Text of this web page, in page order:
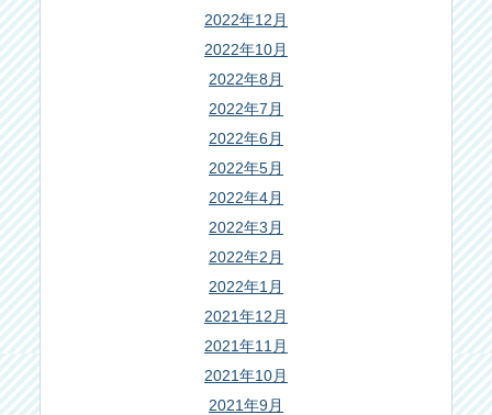
2022年12月
2022年10月
2022年8月
2022年7月
2022年6月
2022年5月
2022年4月
2022年3月
2022年2月
2022年1月
2021年12月
2021年11月
2021年10月
2021年9月